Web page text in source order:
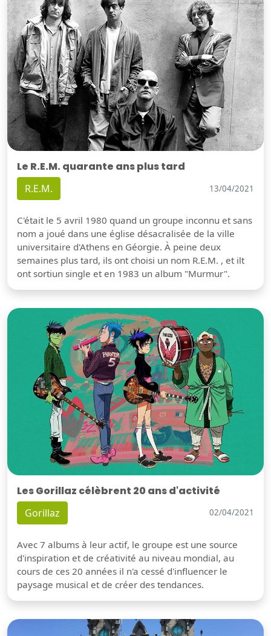
Le R.E.M. quarante ans plus tard
R.E.M. 13/04/2021
C'était le 5 avril 1980 quand un groupe inconnu et sans
nom a joué dans une église désacralisée de la ville
universitaire d'Athens en Géorgie. À peine deux
semaines plus tard, ils ont choisi un nom R.E.M. , et ilt
ont sortiun single et en 1983 un album "Murmur".
Les Gorillaz célèbrent 20 ans d'activité
Gorillaz 02/04/2021
Avec 7 albums à leur actif, le groupe est une source
d'inspiration et de créativité au niveau mondial, au
cours de ces 20 années il n'a cessé d'influencer le
paysage musical et de créer des tendances.